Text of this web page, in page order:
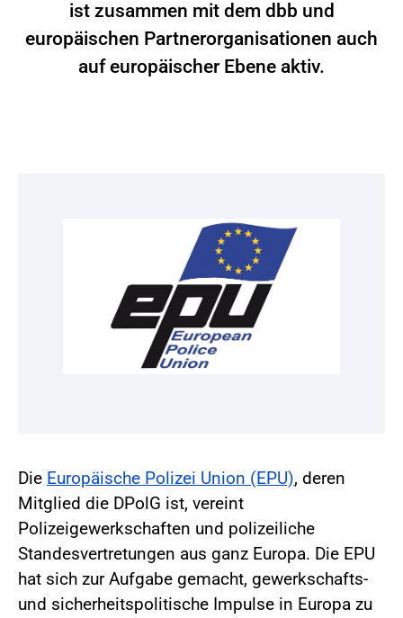
ist zusammen mit dem dbb und
europäischen Partnerorganisationen auch
auf europäischer Ebene aktiv.
Die Europäische Polizei Union (EPU), deren
Mitglied die DPolG ist, vereint
Polizeigewerkschaften und polizeiliche
Standesvertretungen aus ganz Europa. Die EPU
hat sich zur Aufgabe gemacht, gewerkschafts-
und sicherheitspolitische Impulse in Europa zu